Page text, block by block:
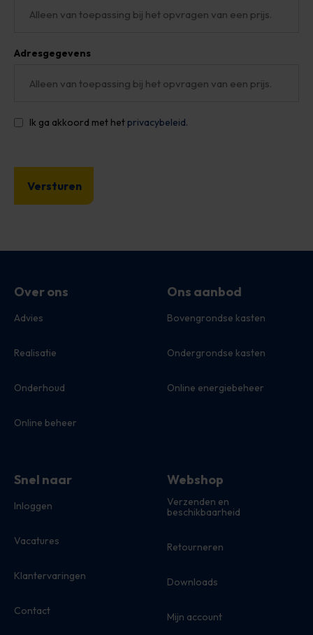
Adresgegevens
Ik ga akkoord met hetprivacybeleid.
Over ons
Advies
Realisatie
Onderhoud
Online beheer
Ons aanbod
Bovengrondse kasten
Ondergrondse kasten
Online energiebeheer
Snel naar
Inloggen
Vacatures
Klantervaringen
Contact
Webshop
Verzenden en
beschikbaarheid
Retourneren
Downloads
Mijn account